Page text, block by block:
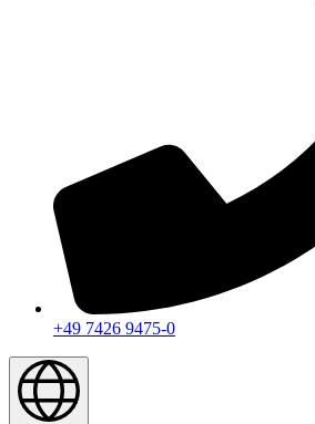
+49 7426 9475-0